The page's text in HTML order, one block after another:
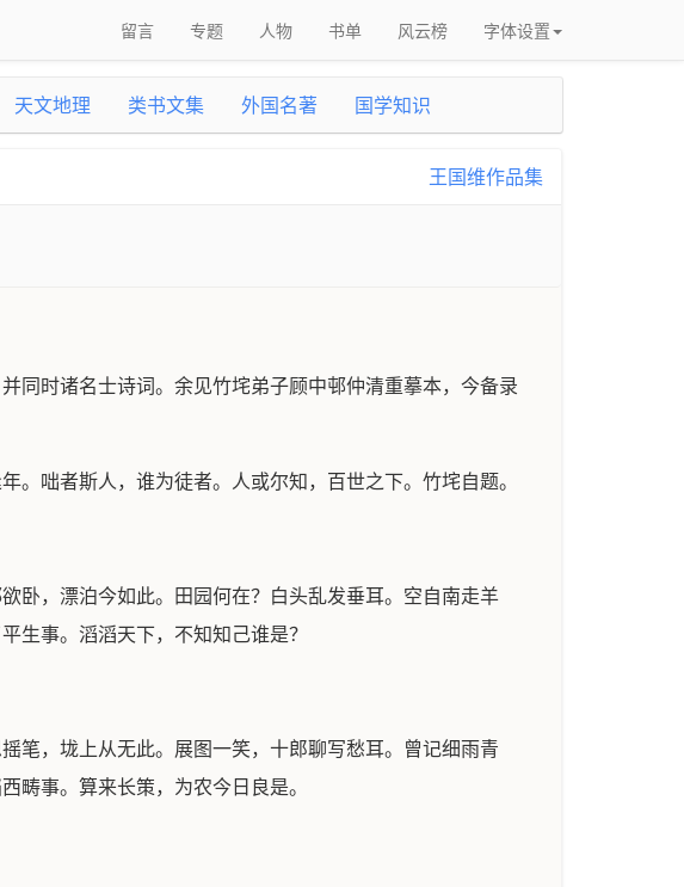
留言 专题 人物 书单 风云榜 字体设置
天文地理 类书文集 外国名著 国学知识
王国维作品集
同时诸名士诗词。余见竹垞弟子顾中邨仲清重摹本，今备录
。咄者斯人，谁为徒者。人或尔知，百世之下。竹垞自题。
卧，漂泊今如此。田园何在？白头乱发垂耳。空自南走羊
生事。滔滔天下，不知知己谁是？
笔，垅上从无此。展图一笑，十郎聊写愁耳。曾记细雨青
畴事。算来长策，为农今日良是。